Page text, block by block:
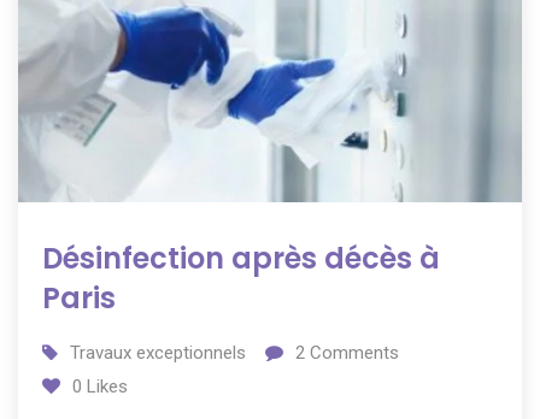
Désinfection après décès à
Paris
Travaux exceptionnels 2 Comments
0 Likes